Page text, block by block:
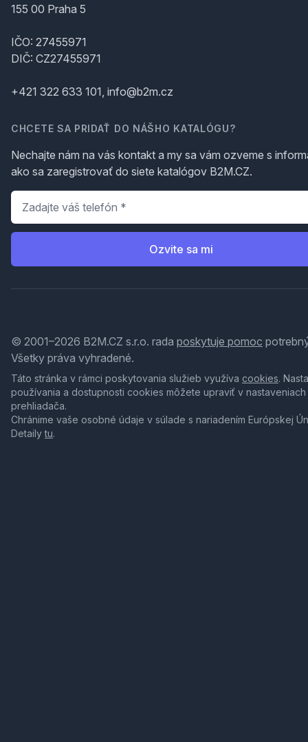
155 00 Praha 5
IČO: 27455971
DIČ: CZ27455971
+421 322 633 101, info@b2m.cz
CHCETE SA PRIDAŤ DO NÁŠHO KATALÓGU?
Nechajte nám na vás kontakt a my sa vám ozveme s
ako sa zaregistrovať do siete katalógov B2M.CZ.
Telefón
Ozvite sa mi
© 2001–2026 B2M.CZ s.r.o. rada poskytuje pomoc
Všetky práva vyhradené.
Táto stránka v rámci poskytovania služieb využíva cookies.
používania a dostupnosti cookies môžete upraviť v nastaveniach
prehliadača.
Chránime vaše osobné údaje v súlade s nariadením Európskej
Detailytu.